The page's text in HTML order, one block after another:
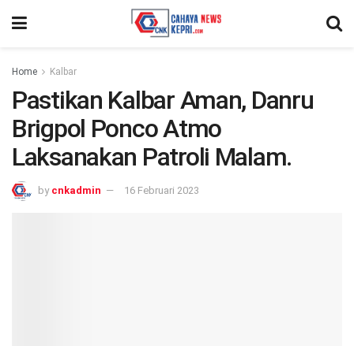
Home Kalbar
Pastikan Kalbar Aman, Danru
Brigpol Ponco Atmo
Laksanakan Patroli Malam.
by cnkadmin 16 Februari 2023